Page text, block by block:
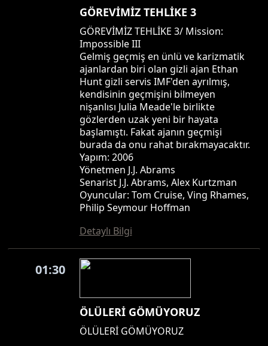
GÖREVİMİZ TEHLİKE 3
GÖREVİMİZ TEHLİKE 3/ Mission:
Impossible III
Gelmiş geçmiş en ünlü ve karizmatik
ajanlardan biri olan gizli ajan Ethan
Hunt gizli servis IMF'den ayrılmış,
kendisinin geçmişini bilmeyen
nişanlısı Julia Meade'le birlikte
gözlerden uzak yeni bir hayata
başlamıştı. Fakat ajanın geçmişi
burada da onu rahat bırakmayacaktır.
Yapım: 2006
Yönetmen J.J. Abrams
Senarist J.J. Abrams, Alex Kurtzman
Oyuncular: Tom Cruise, Ving Rhames,
Philip Seymour Hoffman
Detaylı Bilgi
01:30
ÖLÜLERİ GÖMÜYORUZ
ÖLÜLERİ GÖMÜYORUZ